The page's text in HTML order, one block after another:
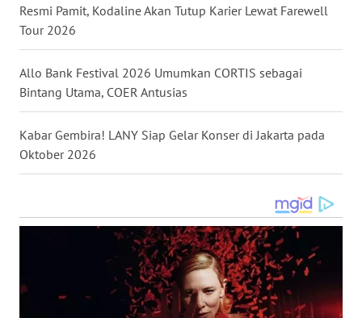
Resmi Pamit, Kodaline Akan Tutup Karier Lewat Farewell
Tour 2026
Allo Bank Festival 2026 Umumkan CORTIS sebagai
Bintang Utama, COER Antusias
Kabar Gembira! LANY Siap Gelar Konser di Jakarta pada
Oktober 2026
WN
NUSANTARA
WN
JOGJA
JATIM